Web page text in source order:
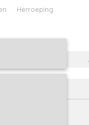
Herroeping